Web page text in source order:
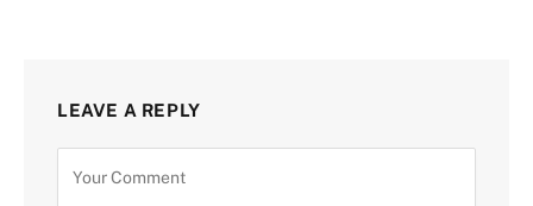
LEAVE A REPLY